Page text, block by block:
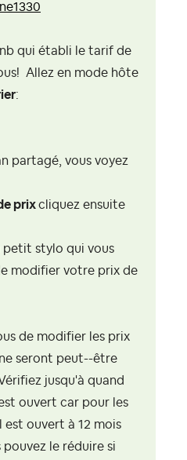
qui établi le tarif de
Allez en mode hôte
:
partagé, vous voyez
prixcliquez ensuite
petit stylo qui vous
modifier votre prix de
de modifier les prix
seront peut--être
jusqu'à quand
ouvert car pour les
est ouvert à 12 mois
le réduire si